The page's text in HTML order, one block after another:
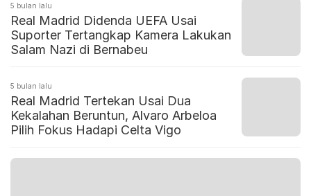
5 bulan lalu
Real Madrid Didenda UEFA Usai
Suporter Tertangkap Kamera Lakukan
Salam Nazi di Bernabeu
5 bulan lalu
Real Madrid Tertekan Usai Dua
Kekalahan Beruntun, Alvaro Arbeloa
Pilih Fokus Hadapi Celta Vigo